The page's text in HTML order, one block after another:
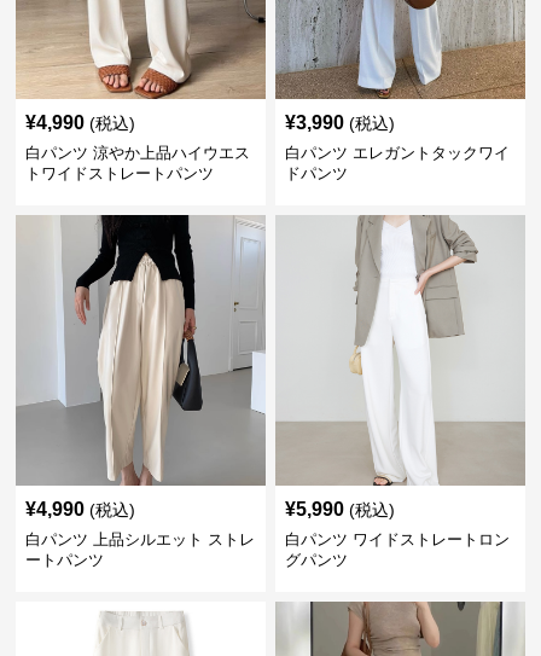
¥4,990 (税込)
白パンツ 涼やか上品ハイウエス
トワイドストレートパンツ
¥3,990 (税込)
白パンツ エレガントタックワイ
ドパンツ
¥4,990 (税込)
白パンツ 上品シルエット ストレ
ートパンツ
¥5,990 (税込)
白パンツ ワイドストレートロン
グパンツ